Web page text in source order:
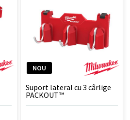
NOU
Suport lateral cu 3 cârlige
PACKOUT™